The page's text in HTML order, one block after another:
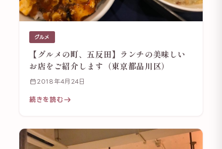
グルメ
【グルメの町、五反田】ランチの美味しい
お店をご紹介します（東京都品川区）
2018年4月24日
続きを読む